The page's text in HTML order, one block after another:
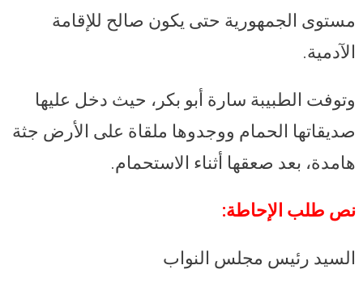
مستوى الجمهورية حتى يكون صالح للإقامة
الآدمية.
وتوفت الطبيبة سارة أبو بكر، حيث دخل عليها
صديقاتها الحمام ووجدوها ملقاة على الأرض جثة
هامدة، بعد صعقها أثناء الاستحمام.
نص طلب الإحاطة:
السيد رئيس مجلس النواب